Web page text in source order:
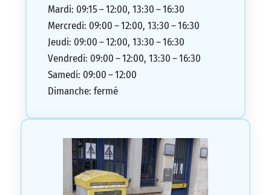
Mardi: 09:15 – 12:00, 13:30 – 16:30
Mercredi: 09:00 – 12:00, 13:30 – 16:30
Jeudi: 09:00 – 12:00, 13:30 – 16:30
Vendredi: 09:00 – 12:00, 13:30 – 16:30
Samedi: 09:00 – 12:00
Dimanche: fermé